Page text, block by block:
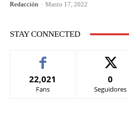
Redacción - Marzo 17, 2022
STAY CONNECTED
22,021
Fans
0
Seguidores